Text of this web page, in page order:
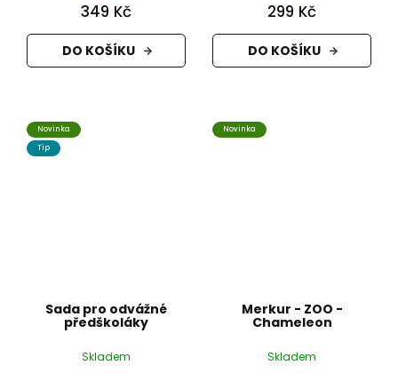
349 Kč
DO KOŠÍKU
299 Kč
DO KOŠÍKU
Novinka
Tip
Sada pro odvážné
předškoláky
Skladem
Novinka
Merkur - ZOO -
Chameleon
Skladem